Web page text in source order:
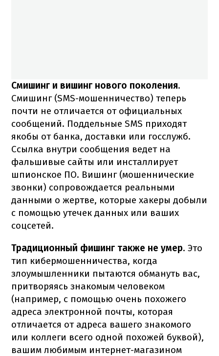
Смишинг и вишинг нового поколения.
Смишинг (SMS-мошенничество) теперь
почти не отличается от официальных
сообщений. Поддельные SMS приходят
якобы от банка, доставки или госслужб.
Ссылка внутри сообщения ведет на
фальшивые сайты или инсталлирует
шпионское ПО. Вишинг (мошеннические
звонки) сопровождается реальными
данными о жертве, которые хакеры добыли
с помощью утечек данных или ваших
соцсетей.
Традиционный фишинг также не умер. Это
тип кибермошенничества, когда
злоумышленники пытаются обмануть вас,
притворяясь знакомым человеком
(например, с помощью очень похожего
адреса электронной почты, которая
отличается от адреса вашего знакомого
или коллеги всего одной похожей буквой),
вашим любимым интернет-магазином